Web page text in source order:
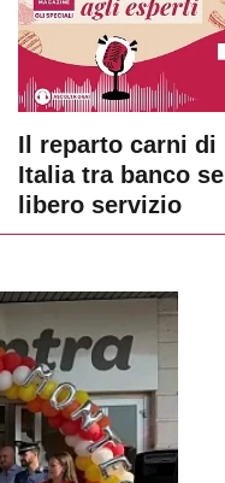
Il reparto carni di
Italia tra banco
libero servizio